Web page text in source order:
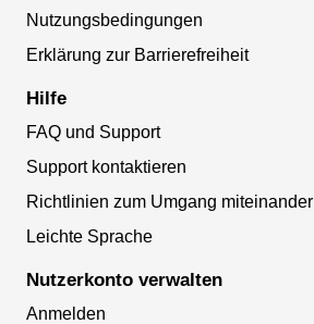
Nutzungsbedingungen
Erklärung zur Barrierefreiheit
Hilfe
FAQ und Support
Support kontaktieren
Richtlinien zum Umgang miteinander
Leichte Sprache
Nutzerkonto verwalten
Anmelden